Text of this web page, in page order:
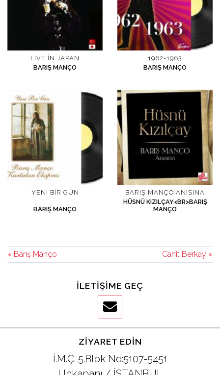
LIVE IN JAPAN
BARIŞ MANÇO
1962-1963
BARIŞ MANÇO
YENI BIR GÜN
BARIŞ MANÇO
BARIŞ MANÇO ANISINA
HÜSNÜ KIZILÇAY<BR>BARIŞ
MANÇO
« Barış Manço Cahit Berkay »
İLETIŞIME GEÇ
ZIYARET EDIN
İ.M.Ç. 5.Blok No:5107-5451